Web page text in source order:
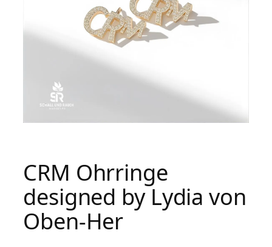
CRM Ohrringe
designed by Lydia von
Oben-Her